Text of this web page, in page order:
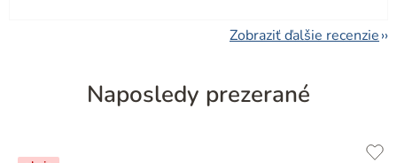
Zobraziť ďalšie recenzie
Naposledy prezerané